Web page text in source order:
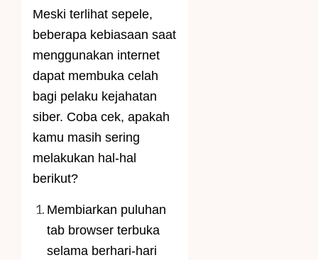
Meski terlihat sepele,
beberapa kebiasaan saat
menggunakan internet
dapat membuka celah
bagi pelaku kejahatan
siber. Coba cek, apakah
kamu masih sering
melakukan hal-hal
berikut?
Membiarkan puluhan
tab browser terbuka
selama berhari-hari